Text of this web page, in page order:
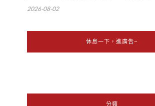
2026-08-02
休息一下，進廣告~
分類